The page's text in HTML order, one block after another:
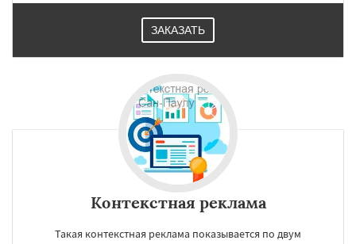
ЗАКАЗАТЬ
Контекстная реклама
Такая контекстная реклама показывается по двум